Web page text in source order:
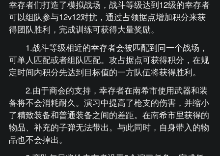
幸存者们打造了模拟战场，战斗等级达到12级的幸存者
可以组队参与12v12对抗，通过占领据点增加积分来获
得团队胜利，完成训练可获得大量奖励。
1.战斗等级相近的幸存者会被匹配到同一个战场，
可单人匹配或者组队匹配。攻占据点可获得积分，在规
定时间内积分先达到目标值的一方队伍将获得胜利。
2.由于商会的支持，幸存者在南希市使用武器和装
备将不会消耗耐久。演习中提高了枪支的伤害，并缩小
了精致装备和普通装备之间的差距。在南希市里获得的
物品、补充的子弹无法带出。与此同时，自身带入的物
品也不会掉出。